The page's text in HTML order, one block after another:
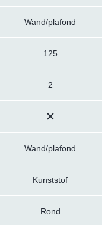
Wand/plafond
125
2
Wand/plafond
Kunststof
Rond